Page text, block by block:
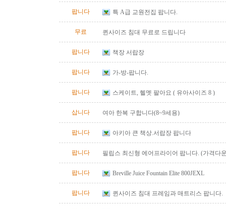
팝니다 특 A급 교원전집 팝니다.
무료 퀸사이즈 침대 무료로 드립니다
팝니다 책장 서랍장
팝니다 가-방-팝니다.
팝니다 스케이트, 헬멧 팔아요 ( 유아사이즈 8 )
삽니다 여아 한복 구합니다(8~9세용)
팝니다 아키아 큰 책상.서랍장 팝니다
팝니다 필립스 최신형 에어프라이어 팝니다. (가격다
팝니다 Breville Juice Fountain Elite 800JEXL
팝니다 퀸사이즈 침대 프레임과 매트리스 팝니다.